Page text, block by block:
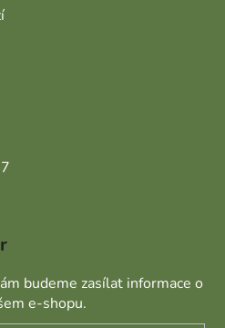
budeme zasílat informace o
e-shopu.